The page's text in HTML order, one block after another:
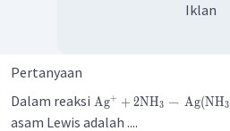
Iklan
Pertanyaan
Dalam reaksi Ag+ + 2NH3 → Ag(NH3
asam Lewis adalah ....